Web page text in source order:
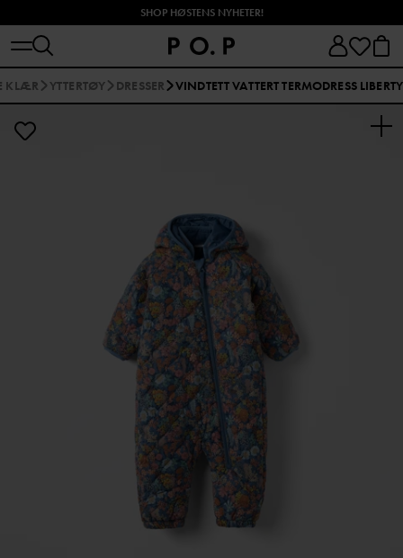
SHOP HØSTENS NYHETER!
KLÆR YTTERTØY DRESSER VINDTETT VATTERT TERMODRESS LIBERTY